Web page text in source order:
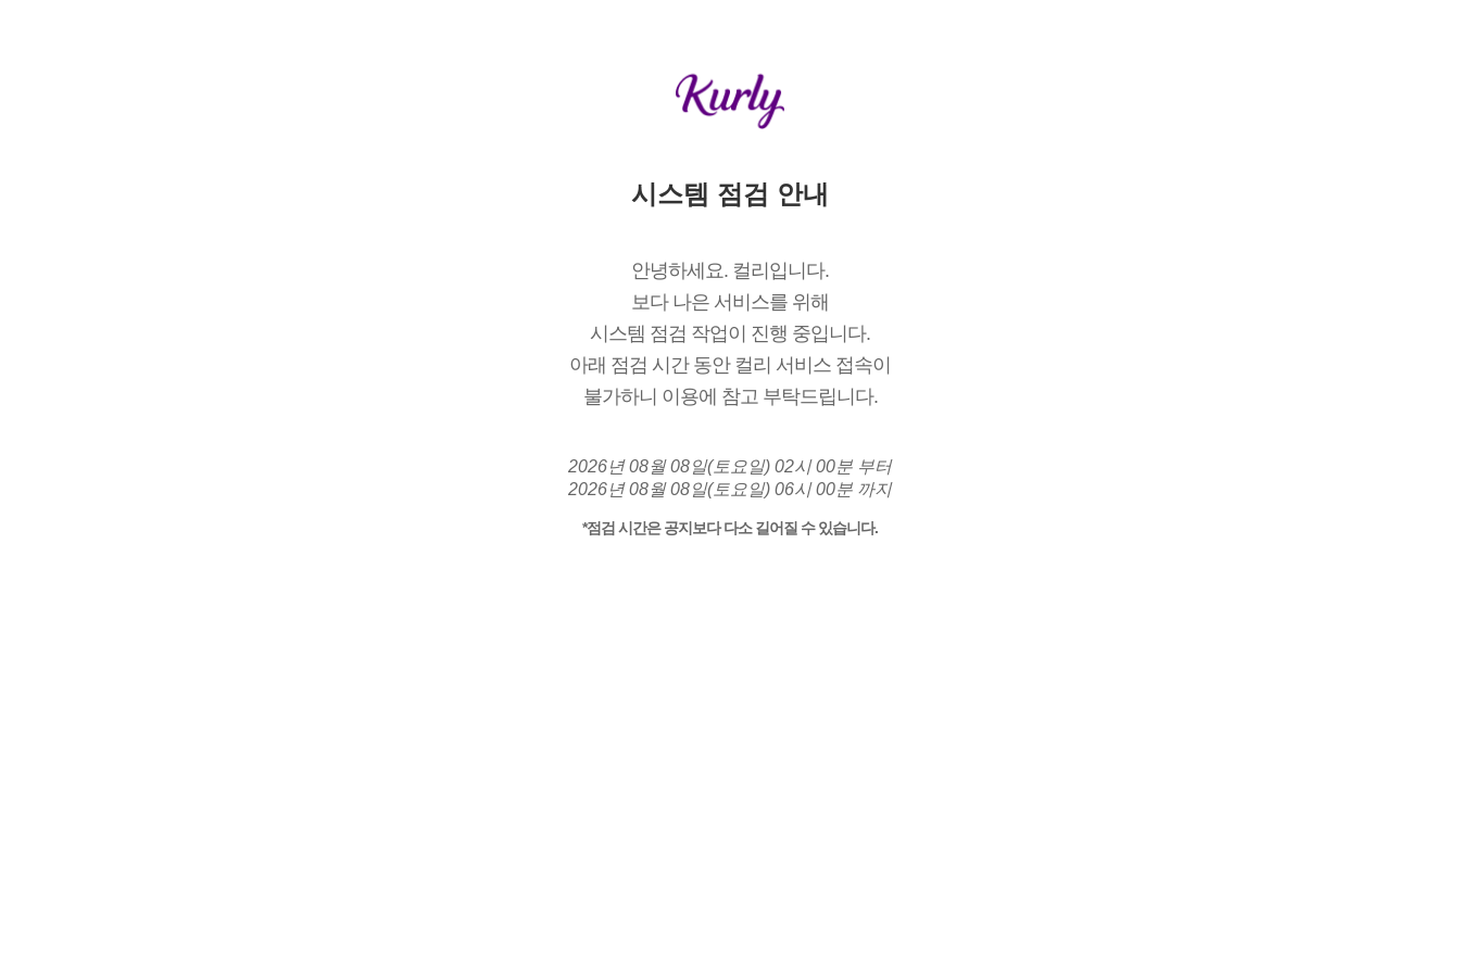
시스템 점검 안내
안녕하세요. 컬리입니다.
보다 나은 서비스를 위해
시스템 점검 작업이 진행 중입니다.
아래 점검 시간 동안 컬리 서비스 접속이
불가하니 이용에 참고 부탁드립니다.
2026년 08월 08일(토요일) 02시 00분 부터
2026년 08월 08일(토요일) 06시 00분 까지
*점검 시간은 공지보다 다소 길어질 수 있습니다.